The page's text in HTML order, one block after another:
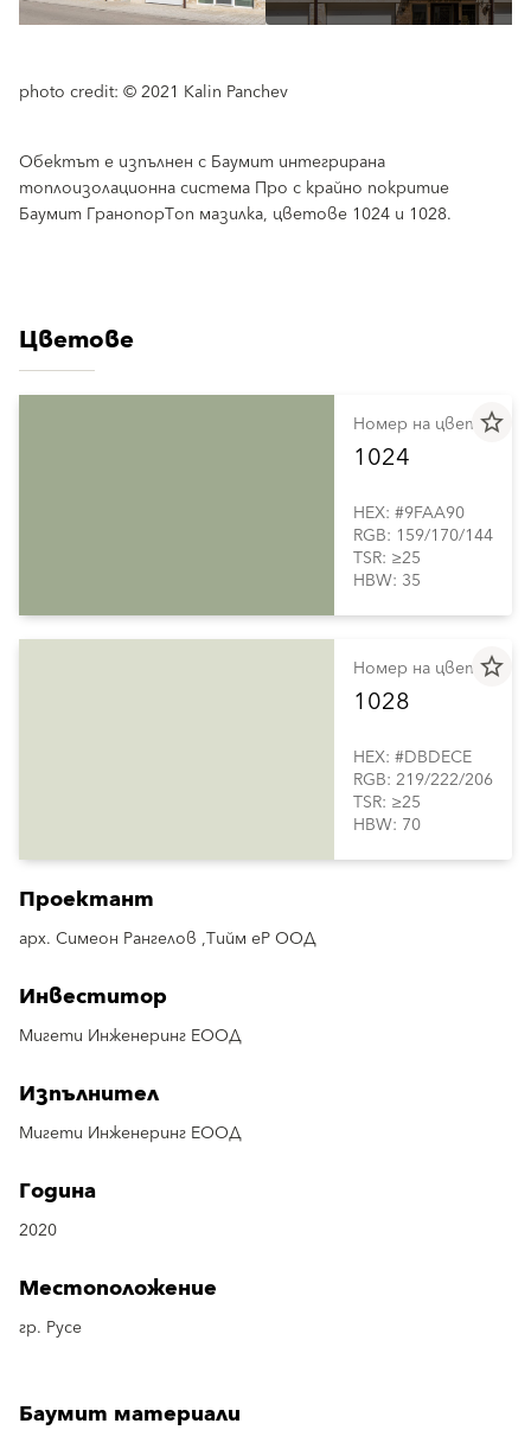
photo credit: © 2021 Kalin Panchev
Обектът е изпълнен с Баумит интегрирана
топлоизолационна система Про с крайно покритие
Баумит ГранопорТоп мазилка, цветове 1024 и 1028.
Цветове
star_border
Номер на цвета
1024
HEX: #9FAA90
RGB: 159/170/144
TSR: ≥25
HBW: 35
star_border
Номер на цвета
1028
HEX: #DBDECE
RGB: 219/222/206
TSR: ≥25
HBW: 70
Проектант
арх. Симеон Рангелов ,Тийм еР ООД
Инвеститор
Мигети Инженеринг ЕООД
Изпълнител
Мигети Инженеринг ЕООД
Година
2020
Местоположение
гр. Русе
Баумит материали